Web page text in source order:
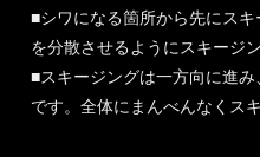
■シワになる箇所から先にス
を分散させるようにスキージ
■スキージングは一方向に進
です。全体にまんべんなくス